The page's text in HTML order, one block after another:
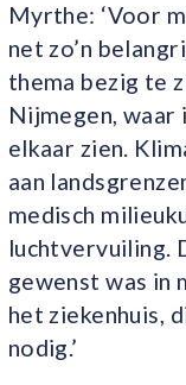
Myrthe: ‘Voor
net zo’n
thema bezig te
Nijmegen, waar
elkaar zien.
aan
medisch
luchtvervuiling.
gewenst was in
het ziekenhuis,
nodig.’